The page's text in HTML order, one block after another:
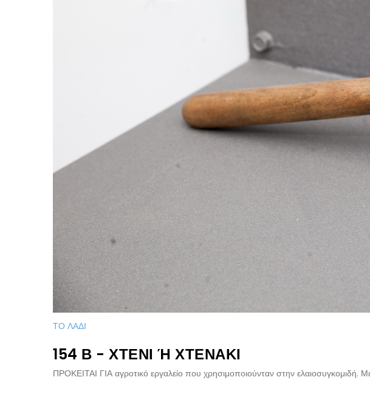
ΤΟ ΛΑΔΙ
154 Β - ΧΤΈΝΙ Ή ΧΤΕΝΆΚΙ
ΠΡΟΚΕΙΤΑΙ ΓΙΑ αγροτικό εργαλείο που χρησιμοποιούνταν στην ελαιοσυγκομιδή.